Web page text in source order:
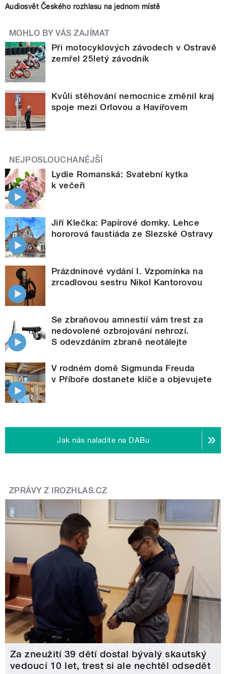
Audiosvět Českého rozhlasu na jednom místě
MOHLO BY VÁS ZAJÍMAT
Při motocyklových závodech v Ostravě
zemřel 25letý závodník
Kvůli stěhování nemocnice změnil kraj
spoje mezi Orlovou a Havířovem
NEJPOSLOUCHANĚJŠÍ
Lydie Romanská: Svatební kytka
k večeři
Jiří Klečka: Papírové domky. Lehce
hororová faustiáda ze Slezské Ostravy
Prázdninové vydání I. Vzpomínka na
zrcadlovou sestru Nikol Kantorovou
Se zbraňovou amnestií vám trest za
nedovolené ozbrojování nehrozí.
S odevzdáním zbraně neotálejte
V rodném domě Sigmunda Freuda
v Příboře dostanete klíče a objevujete
Jak nás naladíte na DABu
ZPRÁVY Z IROZHLAS.CZ
Za zneužití 39 dětí dostal bývalý skautský
vedoucí 10 let, trest si ale nechtěl odsedět